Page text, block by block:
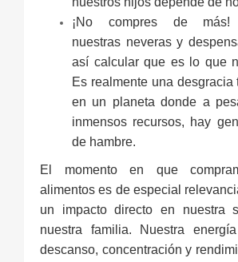
¡No compres de más!
nuestras neveras y
así calcular que es lo que
Es realmente una desgracia
en un planeta donde a
inmensos recursos, hay
de hambre.
El momento en que
alimentos es de especial
un impacto directo en nuestra
nuestra familia. Nuestra
descanso, concentración y